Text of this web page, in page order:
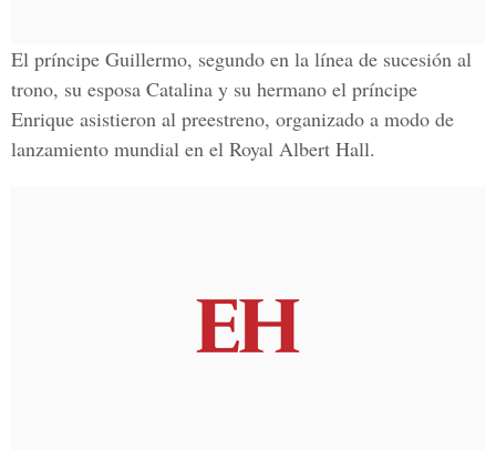
El príncipe Guillermo, segundo en la línea de sucesión al
trono, su esposa Catalina y su hermano el príncipe
Enrique asistieron al preestreno, organizado a modo de
lanzamiento mundial en el Royal Albert Hall.